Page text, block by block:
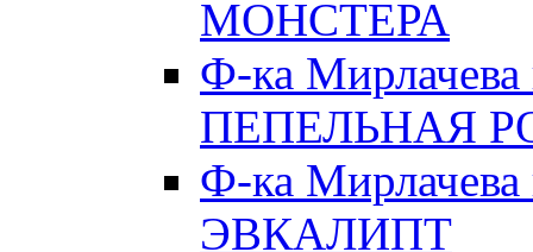
МОНСТЕРА
Ф-ка
ПЕПЕЛЬНАЯ
Ф-ка
ЭВКАЛИПТ